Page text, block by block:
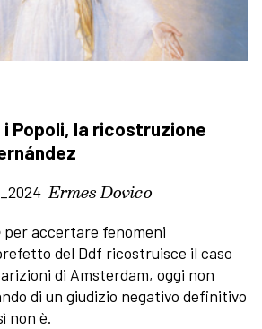
Popoli, la ricostruzione
Ermes Dovico
per accertare fenomeni
del Ddf ricostruisce il caso
di Amsterdam, oggi non
di un giudizio negativo definitivo
non è.